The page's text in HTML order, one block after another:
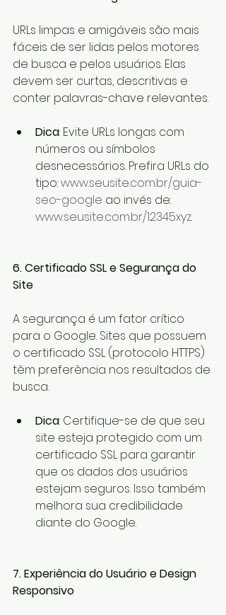
URLs limpas e amigáveis são mais
fáceis de ser lidas pelos motores
de busca e pelos usuários. Elas
devem ser curtas, descritivas e
conter palavras-chave relevantes.
Dica: Evite URLs longas com
números ou símbolos
desnecessários. Prefira URLs do
tipo: www.seusite.com.br/guia-
seo-google ao invés de:
www.seusite.com.br/12345xyz.
6. Certificado SSL e Segurança do
Site
A segurança é um fator crítico
para o Google. Sites que possuem
o certificado SSL (protocolo HTTPS)
têm preferência nos resultados de
busca.
Dica: Certifique-se de que seu
site esteja protegido com um
certificado SSL para garantir
que os dados dos usuários
estejam seguros. Isso também
melhora sua credibilidade
diante do Google.
7. Experiência do Usuário e Design
Responsivo